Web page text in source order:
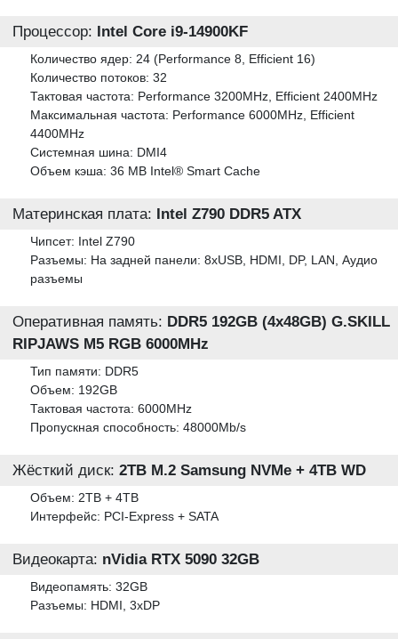
Процессор: Intel Core i9-14900KF
Количество ядер: 24 (Performance 8, Efficient 16)
Количество потоков: 32
Тактовая частота: Performance 3200MHz, Efficient 2400MHz
Максимальная частота: Performance 6000MHz, Efficient
4400MHz
Системная шина: DMI4
Объем кэша: 36 MB Intel® Smart Cache
Материнская плата: Intel Z790 DDR5 ATX
Чипсет: Intel Z790
Разъемы: На задней панели: 8xUSB, HDMI, DP, LAN, Аудио
разъемы
Оперативная память: DDR5 192GB (4x48GB) G.SKILL
RIPJAWS M5 RGB 6000MHz
Тип памяти: DDR5
Объем: 192GB
Тактовая частота: 6000MHz
Пропускная способность: 48000Mb/s
Жёсткий диск: 2TB M.2 Samsung NVMe + 4TB WD
Объем: 2TB + 4TB
Интерфейс: PCI-Express + SATA
Видеокарта: nVidia RTX 5090 32GB
Видеопамять: 32GB
Разъемы: HDMI, 3xDP